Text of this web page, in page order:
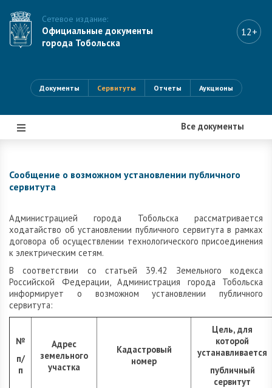
Сетевое издание:
Официальные документы
города Тобольска
12+
Документы Сервитуты Отчеты Аукционы
Все документы
|||
Сообщение о возможном установлении публичного
сервитута
Администрацией города Тобольска рассматривается
ходатайство об установлении публичного сервитута в рамках
договора об осуществлении технологического присоединения
к электрическим сетям.
В соответствии со статьей 39.42 Земельного кодекса
Российской Федерации, Администрация города Тобольска
информирует о возможном установлении публичного
сервитута:
№
п/
п
Адрес
земельного
участка
Кадастровый
номер
Цель, для
которой
устанавливается
публичный
сервитут